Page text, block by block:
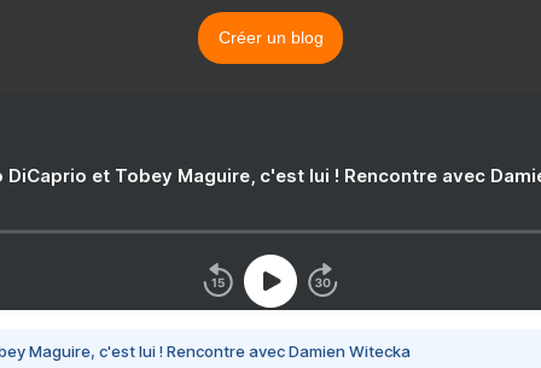
Créer un blog
DiCaprio et Tobey Maguire, c'est lui ! Rencontre avec
Maguire, c'est lui ! Rencontre avec Damien Witecka